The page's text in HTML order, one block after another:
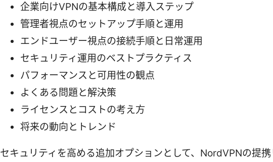
企業向けVPNの基本構成と導入ステップ
管理者視点のセットアップ手順と運用
エンドユーザー視点の接続手順と日常運用
セキュリティ運用のベストプラクティス
パフォーマンスと可用性の観点
よくある問題と解決策
ライセンスとコストの考え方
将来の動向とトレンド
セキュリティを高める追加オプションとして、NordVPNの提